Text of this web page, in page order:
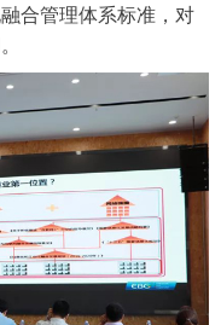
合管理体系标准，对